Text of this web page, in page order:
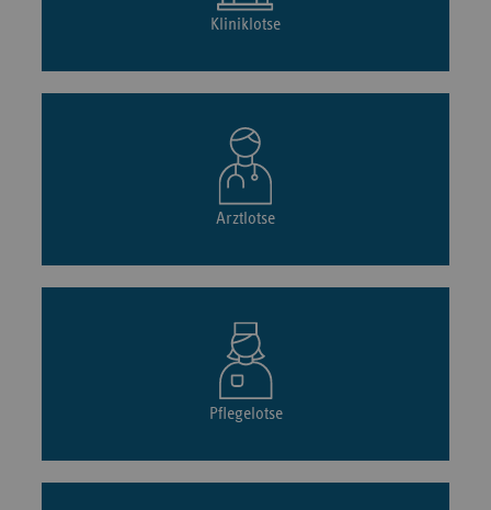
Kliniklotse
Arztlotse
Pflegelotse